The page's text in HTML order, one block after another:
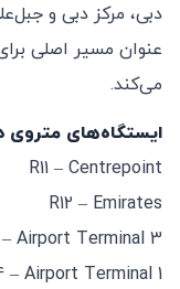
دبی، مرکز دبی و
عنوان مسیر اصلی
می‌کند.
ایستگاه‌های متروی
R11 – Centrepoint
R12 – Emirates
– Airport Terminal 3
– Airport Terminal 1